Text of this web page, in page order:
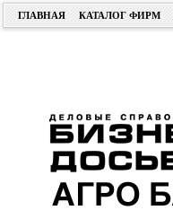
ГЛАВНАЯ КАТАЛОГ ФИРМ